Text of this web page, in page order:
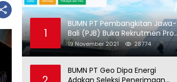
1
BUMN PT Pembangkitan Jawa-
Bali (PJB) Buka Rekrutmen Pro
Hire (PKWT)
19 November 2021 28774
BUMN PT Geo Dipa Energi
Adakan Seleksi Penerimaan